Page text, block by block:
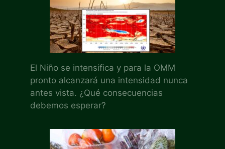
El Niño se intensifica y para la OMM
pronto alcanzará una intensidad nunca
antes vista. ¿Qué consecuencias
debemos esperar?